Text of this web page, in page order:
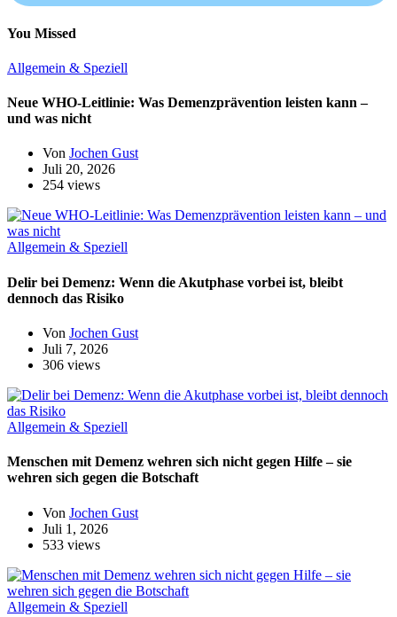
You Missed
Allgemein & Speziell
Neue WHO-Leitlinie: Was Demenzprävention leisten kann –
und was nicht
Von Jochen Gust
Juli 20, 2026
254 views
Allgemein & Speziell
Delir bei Demenz: Wenn die Akutphase vorbei ist, bleibt
dennoch das Risiko
Von Jochen Gust
Juli 7, 2026
306 views
Allgemein & Speziell
Menschen mit Demenz wehren sich nicht gegen Hilfe – sie
wehren sich gegen die Botschaft
Von Jochen Gust
Juli 1, 2026
533 views
Allgemein & Speziell